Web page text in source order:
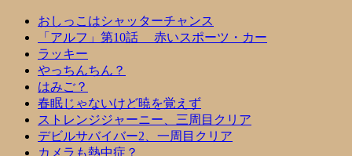
おしっこはシャッターチャンス
「アルフ」第10話 赤いスポーツ・カー
ラッキー
やっちんちん？
はみご？
春眠じゃないけど暁を覚えず
ストレンジジャーニー、三周目クリア
デビルサバイバー2、一周目クリア
カメラも熱中症？